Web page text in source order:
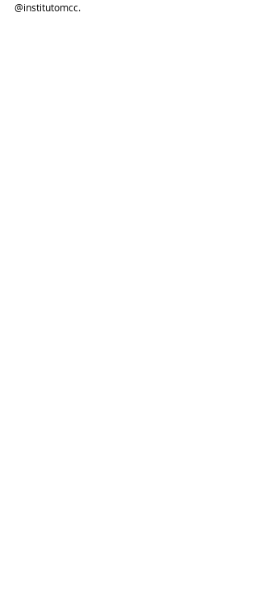
@institutomcc.